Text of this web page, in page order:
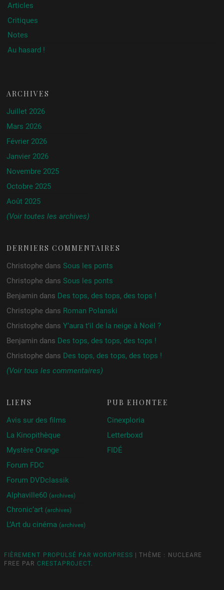
Articles
Critiques
Notes
Au hasard !
ARCHIVES
Juillet 2026
Mars 2026
Février 2026
Janvier 2026
Novembre 2025
Octobre 2025
Août 2025
(Voir toutes les archives)
DERNIERS COMMENTAIRES
Christophe dans Sous les ponts
Christophe dans Sous les ponts
Benjamin dans Des tops, des tops, des tops !
Christophe dans Roman Polanski
Christophe dans Y’aura t’il de la neige à Noël ?
Benjamin dans Des tops, des tops, des tops !
Christophe dans Des tops, des tops, des tops !
(Voir tous les commentaires)
LIENS
Avis sur des films
La Kinopithèque
Mystère Orange
Forum FDC
Forum DVDclassik
Alphaville60 (archives)
Chronic’art (archives)
L’Art du cinéma (archives)
PUB ÉHONTÉE
Cinexploria
Letterboxd
FIDÉ
FIÈREMENT PROPULSÉ PAR WORDPRESS |THÈME : NUCLEARE
FREE PAR CRESTAPROJECT